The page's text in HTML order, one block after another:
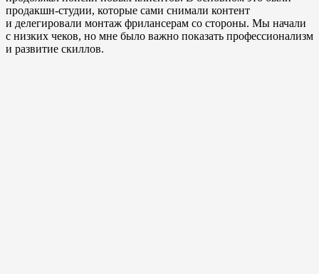
продакшн-студии, которые сами снимали контент
и делегировали монтаж фрилансерам со стороны. Мы начали
с низких чеков, но мне было важно показать профессионализм
и развитие скиллов.